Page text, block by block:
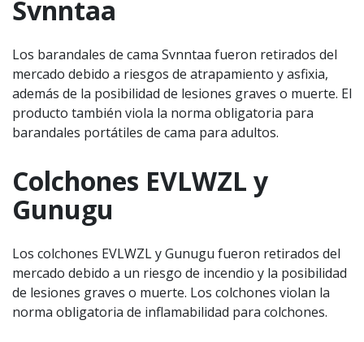
Svnntaa
Los barandales de cama Svnntaa fueron retirados del
mercado debido a riesgos de atrapamiento y asfixia,
además de la posibilidad de lesiones graves o muerte. El
producto también viola la norma obligatoria para
barandales portátiles de cama para adultos.
Colchones EVLWZL y
Gunugu
Los colchones EVLWZL y Gunugu fueron retirados del
mercado debido a un riesgo de incendio y la posibilidad
de lesiones graves o muerte. Los colchones violan la
norma obligatoria de inflamabilidad para colchones.